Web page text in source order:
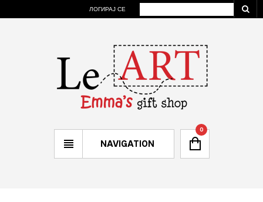
ЛОГИРАЈ СЕ
NAVIGATION
0